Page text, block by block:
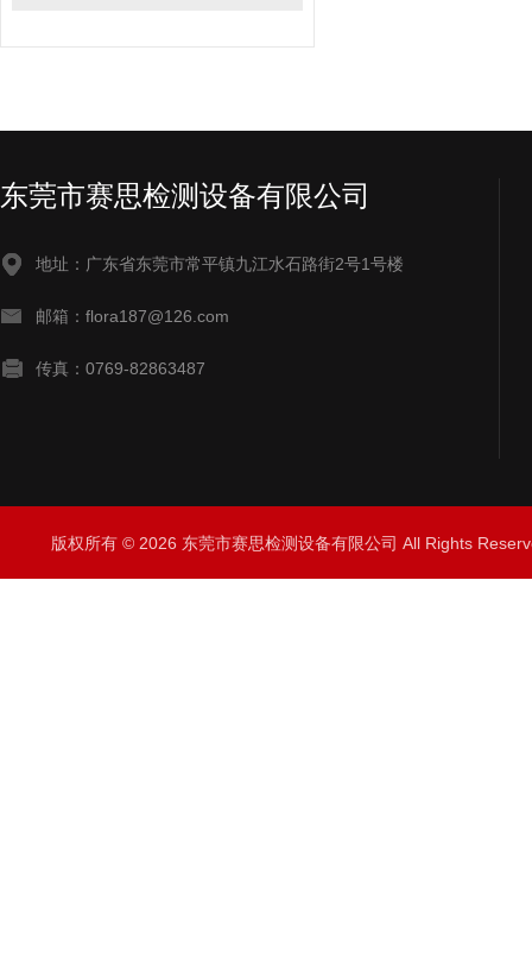
东莞市赛思检测设备有限公司
地址：广东省东莞市常平镇九江水石路街2号1号楼
邮箱：flora187@126.com
传真：0769-82863487
版权所有 © 2026 东莞市赛思检测设备有限公司 All Rights